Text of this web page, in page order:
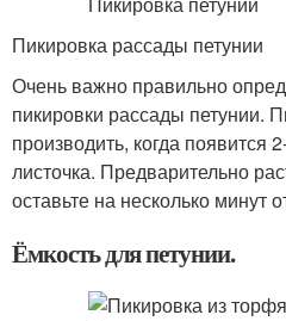
Пикировка рассады петунии
Очень важно правильно
пикировки рассады петунии.
производить, когда появится
листочка. Предварительно
оставьте на несколько минут
Ёмкость для петунии.